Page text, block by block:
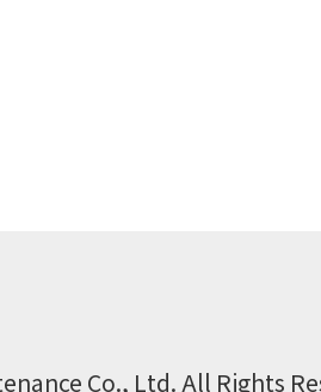
Co., Ltd. All Rights